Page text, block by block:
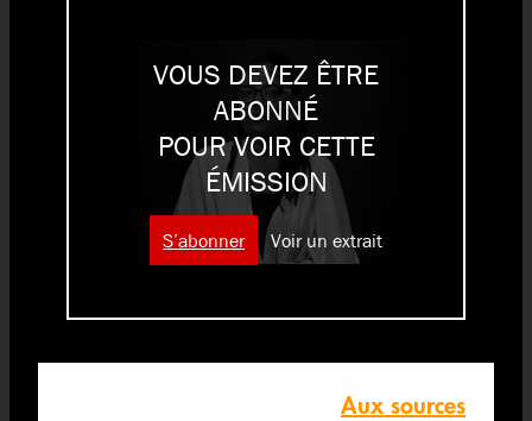
VOUS DEVEZ ÊTRE
ABONNÉ
POUR VOIR CETTE
ÉMISSION
S’abonner Voir un extrait
Aux sources